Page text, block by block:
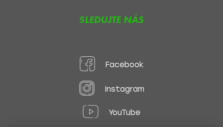
SLEDUJTE NÁS
Facebook
Instagram
YouTube